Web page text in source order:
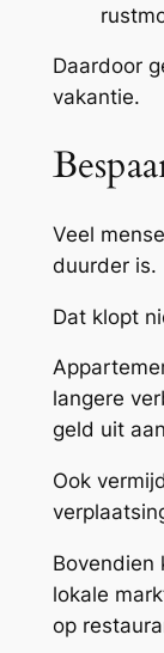
Daardoor
vakantie.
Veel
duurder is.
Dat klopt
langere
geld uit
Ook
Bovendien
lokale
op